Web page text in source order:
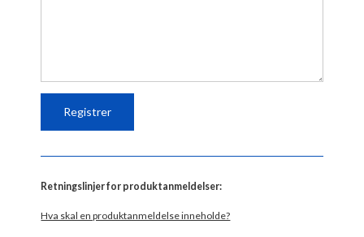
Retningslinjer for produktanmeldelser:
Hva skal en produktanmeldelse inneholde?